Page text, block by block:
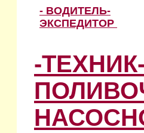
- ВОДИТЕЛЬ-
ЭКСПЕДИТОР
-